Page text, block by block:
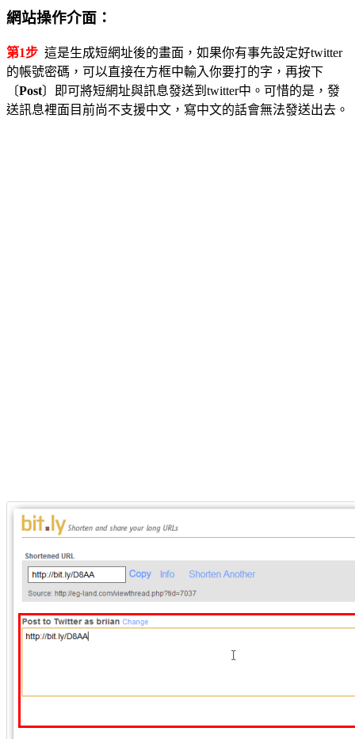
網站操作介面：
第1步 這是生成短網址後的畫面，如果你有事先設定好twitter
的帳號密碼，可以直接在方框中輸入你要打的字，再按下
〔Post〕即可將短網址與訊息發送到twitter中。可惜的是，發
送訊息裡面目前尚不支援中文，寫中文的話會無法發送出去。